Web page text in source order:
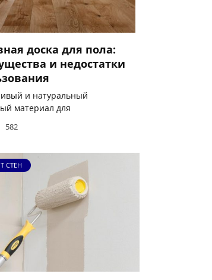
доска для пола:
и недостатки
и натуральный
материал для
582
СТЕН